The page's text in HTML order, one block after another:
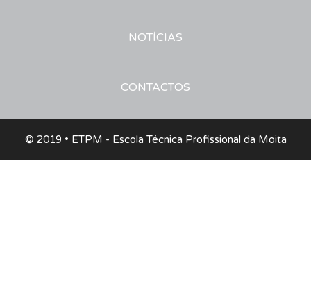
NOTÍCIAS
CONTACTOS
© 2019 • ETPM - Escola Técnica Profissional da Moita